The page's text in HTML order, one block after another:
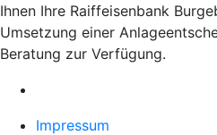
Ihnen Ihre Raiffeisenbank
Umsetzung einer
Beratung zur Verfügung.
Impressum